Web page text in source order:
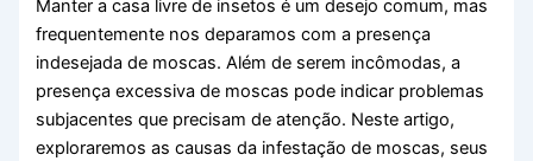
Manter a casa livre de insetos é um desejo comum, mas
frequentemente nos deparamos com a presença
indesejada de moscas. Além de serem incômodas, a
presença excessiva de moscas pode indicar problemas
subjacentes que precisam de atenção. Neste artigo,
exploraremos as causas da infestação de moscas, seus